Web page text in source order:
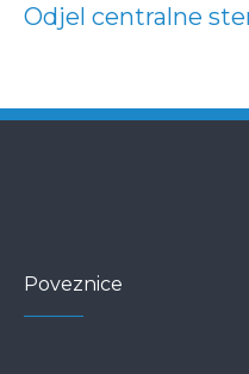
Odjel centralne
Poveznice